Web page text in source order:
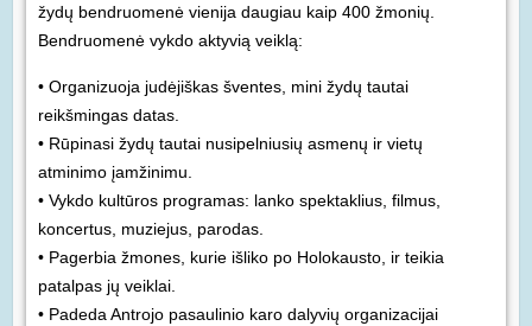
žydų bendruomenė vienija daugiau kaip 400 žmonių.
Bendruomenė vykdo aktyvią veiklą:
• Organizuoja judėjiškas šventes, mini žydų tautai
reikšmingas datas.
• Rūpinasi žydų tautai nusipelniusių asmenų ir vietų
atminimo įamžinimu.
• Vykdo kultūros programas: lanko spektaklius, filmus,
koncertus, muziejus, parodas.
• Pagerbia žmones, kurie išliko po Holokausto, ir teikia
patalpas jų veiklai.
• Padeda Antrojo pasaulinio karo dalyvių organizacijai